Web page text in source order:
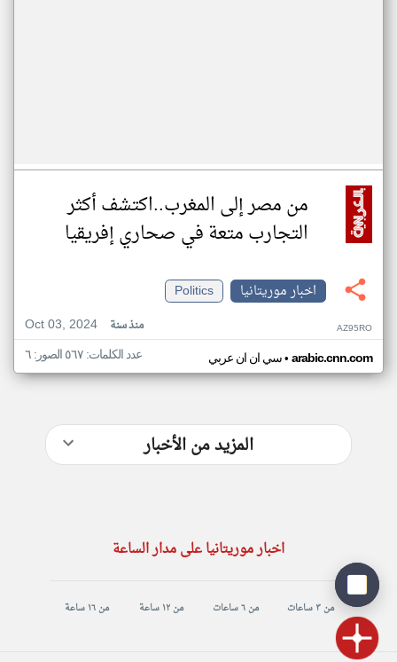
من مصر إلى المغرب..اكتشف أكثر
التجارب متعة في صحاري إفريقيا
اخبار موريتانيا
Politics
Oct 03, 2024
منذ سنة AZ95RO
سي ان ان عربي• arabic.cnn.com عدد الكلمات: ٥٦٧ الصور: ٦
المزيد من الأخبار
اخبار موريتانيا على مدار الساعة
من ٣ ساعات من ٦ ساعات من ١٢ ساعة من ١٦ ساعة